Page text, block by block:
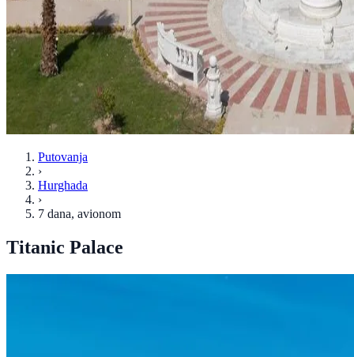
Putovanja
›
Hurghada
›
7 dana, avionom
Titanic Palace